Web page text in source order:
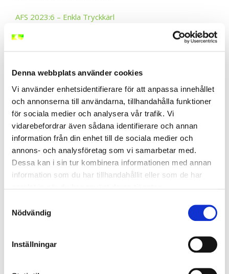
Denna webbplats använder cookies
Vi använder enhetsidentifierare för att anpassa innehållet
och annonserna till användarna, tillhandahålla funktioner
för sociala medier och analysera vår trafik. Vi
vidarebefordrar även sådana identifierare och annan
information från din enhet till de sociala medier och
annons- och analysföretag som vi samarbetar med.
Dessa kan i sin tur kombinera informationen med annan
information som du har tillhandahållit eller som de har
Nödvändig
Inställningar
AFS 2023:6 – Enkla Tryckkärl
Dessa regler gäller serietillverkade tryckkärl för luft eller
kväve, som är konstruerade för att lagra inre övertryck.
anges för att uppfylla säkerhetsstandarder.
AFS 2023:7 – Utrustning för Explosiva Atmosfärer
Föreskriften reglerar utrustning och skyddssystem som
används i potentiellt explosiva miljöer. Den inkluderar
säkerhetsanordningar som bidrar till att minimera
explosionsriskerna, även om de inte är avsedda att
användas direkt i sådana miljöer.
Dessa regler förbjuder marknadsföring av vissa ledade
skärverktyg som används i handhållna röjsågar. Syftet är
av dessa verktyg.
AFS 2023:9 – Stegar, Ställningar och Liknande Utrustning